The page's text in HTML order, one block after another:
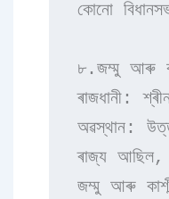
কোনো
৮.জম্মু আৰু
ৰাজধানী:
অৱস্থান:
ৰাজ্য আছিল,
জম্মু আৰু